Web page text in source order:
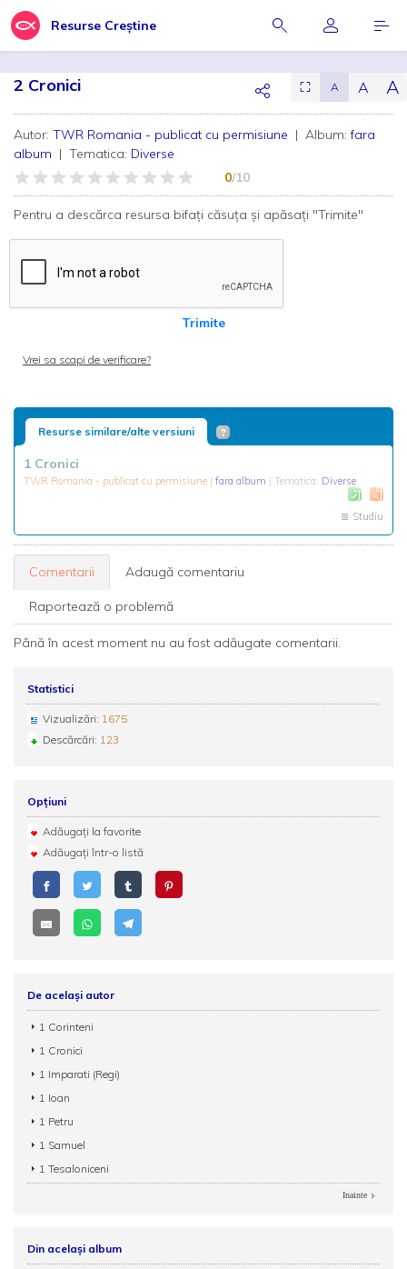
Resurse Creștine
2 Cronici ⛶ A A A
Autor: TWR Romania - publicat cu permisiune | Album:fara
album | Tematica: Diverse
0/10
Pentru a descărca resursa bifați căsuța și apăsați "Trimite"
Trimite
Vrei sa scapi de verificare?
Resurse similare/alte versiuni
1 Cronici
TWR Romania - publicat cu permisiune | fara album | Tematica: Diverse
Studiu
Comentarii Adaugă comentariu
Raportează o problemă
Până în acest moment nu au fost adăugate comentarii.
Statistici
Vizualizări: 1675
Descărcări: 123
Opțiuni
Adăugați la favorite
Adăugați într-o listă
De același autor
1 Corinteni
1 Cronici
1 Imparati (Regi)
1 Ioan
1 Petru
1 Samuel
1 Tesaloniceni
Inainte
Din același album